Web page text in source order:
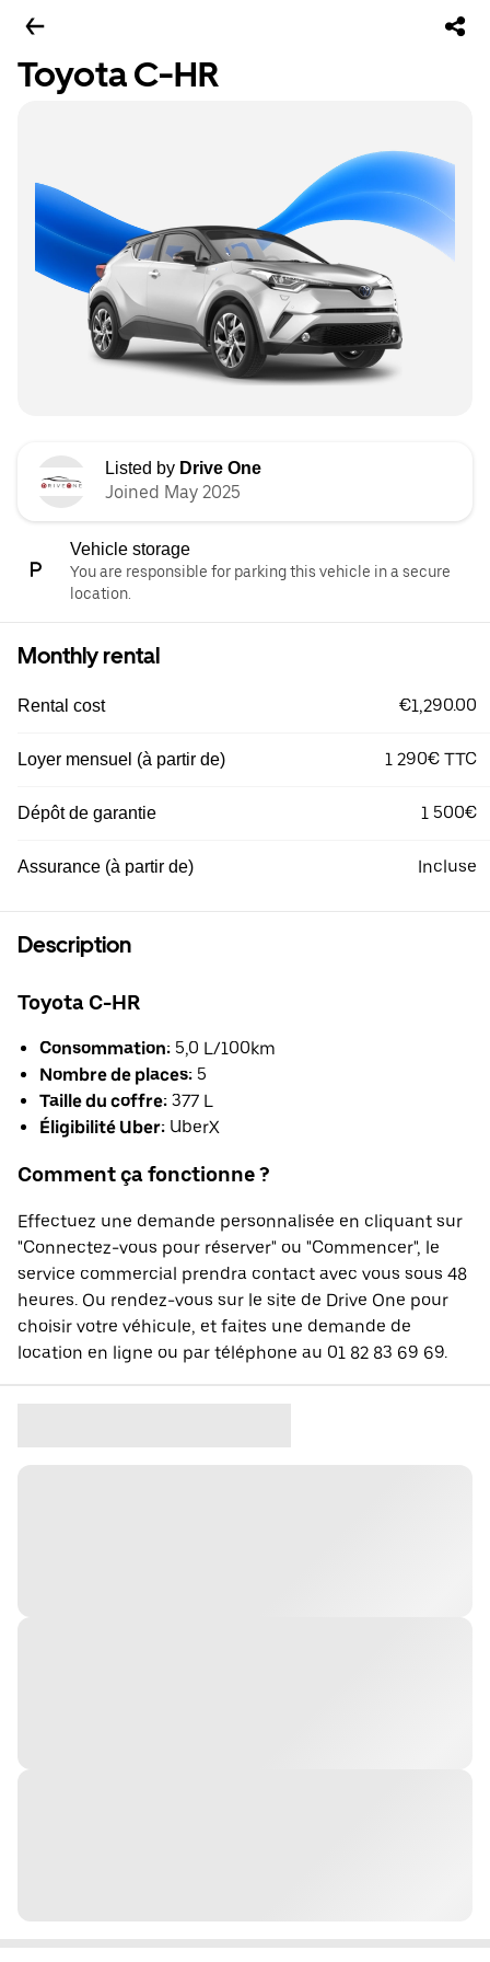
Toyota C-HR
Listed by Drive One
Joined May 2025
Vehicle storage
You are responsible for parking this vehicle in a secure
location.
Monthly rental
Rental cost €1,290.00
Loyer mensuel (à partir de) 1 290€ TTC
Dépôt de garantie 1 500€
Assurance (à partir de) Incluse
Description
Toyota C-HR
Consommation: 5,0 L/100km
Nombre de places: 5
Taille du coffre: 377 L
Éligibilité Uber: UberX
Comment ça fonctionne ?
Effectuez une demande personnalisée en cliquant sur
"Connectez-vous pour réserver" ou "Commencer", le
service commercial prendra contact avec vous sous 48
heures. Ou rendez-vous sur le site de Drive One pour
choisir votre véhicule, et faites une demande de
location en ligne ou par téléphone au 01 82 83 69 69.